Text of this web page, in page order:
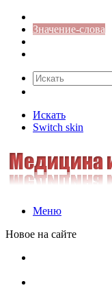
Значение-слова
Искать
Switch skin
Меню
Новое на сайте